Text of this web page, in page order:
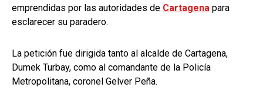
emprendidas por las autoridades de Cartagena para
esclarecer su paradero.
La petición fue dirigida tanto al alcalde de Cartagena,
Dumek Turbay, como al comandante de la Policía
Metropolitana, coronel Gelver Peña.